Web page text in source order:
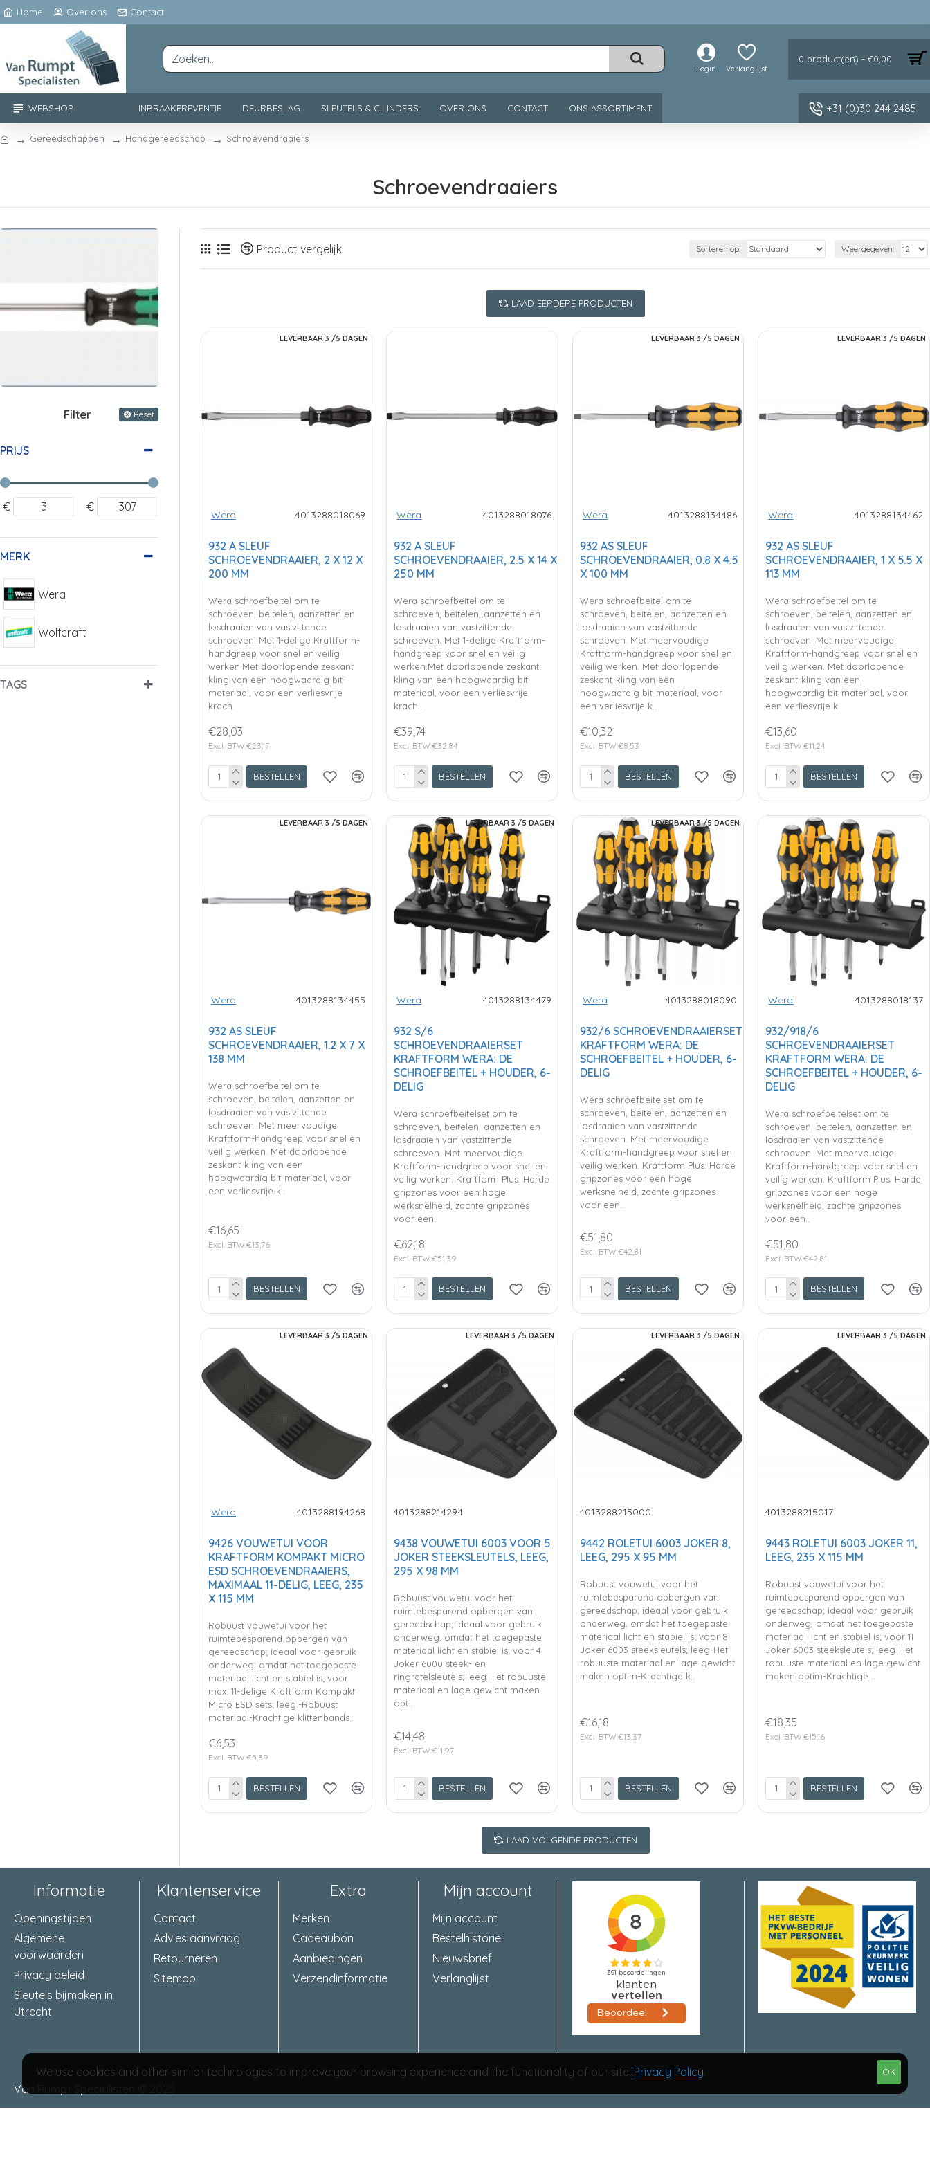
Home Over ons Contact
Login Verlanglijst
0 product(en) - €0,00
WEBSHOP INBRAAKPREVENTIE DEURBESLAG SLEUTELS & CILINDERS OVER ONS CONTACT ONS ASSORTIMENT +31 (0)30 244 2485
Gereedschappen Handgereedschap Schroevendraaiers
Schroevendraaiers
Filter Reset
PRIJS
€ €
MERK
Wera
Wolfcraft
TAGS
Product vergelijk Sorteren op: Weergegeven:
LAAD EERDERE PRODUCTEN
LEVERBAAR 3 /5 DAGEN
Wera 4013288018069
932 A SLEUF
SCHROEVENDRAAIER, 2 X 12 X
200 MM
Wera schroefbeitel om te
schroeven, beitelen, aanzetten en
losdraaien van vastzittende
schroeven. Met 1-delige Kraftform-
handgreep voor snel en veilig
werken.Met doorlopende zeskant
kling van een hoogwaardig bit-
materiaal, voor een verliesvrije
krach..
€28,03
Excl. BTW:€23,17
BESTELLEN
Wera 4013288018076
932 A SLEUF
SCHROEVENDRAAIER, 2.5 X 14 X
250 MM
Wera schroefbeitel om te
schroeven, beitelen, aanzetten en
losdraaien van vastzittende
schroeven. Met 1-delige Kraftform-
handgreep voor snel en veilig
werken.Met doorlopende zeskant
kling van een hoogwaardig bit-
materiaal, voor een verliesvrije
krach..
€39,74
Excl. BTW:€32,84
BESTELLEN
LEVERBAAR 3 /5 DAGEN
Wera 4013288134486
932 AS SLEUF
SCHROEVENDRAAIER, 0.8 X 4.5
X 100 MM
Wera schroefbeitel om te
schroeven, beitelen, aanzetten en
losdraaien van vastzittende
schroeven. Met meervoudige
Kraftform-handgreep voor snel en
veilig werken. Met doorlopende
zeskant-kling van een
hoogwaardig bit-materiaal, voor
een verliesvrije k..
€10,32
Excl. BTW:€8,53
BESTELLEN
LEVERBAAR 3 /5 DAGEN
Wera 4013288134462
932 AS SLEUF
SCHROEVENDRAAIER, 1 X 5.5 X
113 MM
Wera schroefbeitel om te
schroeven, beitelen, aanzetten en
losdraaien van vastzittende
schroeven. Met meervoudige
Kraftform-handgreep voor snel en
veilig werken. Met doorlopende
zeskant-kling van een
hoogwaardig bit-materiaal, voor
een verliesvrije k..
€13,60
Excl. BTW:€11,24
BESTELLEN
LEVERBAAR 3 /5 DAGEN
Wera 4013288134455
932 AS SLEUF
SCHROEVENDRAAIER, 1.2 X 7 X
138 MM
Wera schroefbeitel om te
schroeven, beitelen, aanzetten en
losdraaien van vastzittende
schroeven. Met meervoudige
Kraftform-handgreep voor snel en
veilig werken. Met doorlopende
zeskant-kling van een
hoogwaardig bit-materiaal, voor
een verliesvrije k..
€16,65
Excl. BTW:€13,76
BESTELLEN
LEVERBAAR 3 /5 DAGEN
Wera 4013288134479
932 S/6
SCHROEVENDRAAIERSET
KRAFTFORM WERA: DE
SCHROEFBEITEL + HOUDER, 6-
DELIG
Wera schroefbeitelset om te
schroeven, beitelen, aanzetten en
losdraaien van vastzittende
schroeven. Met meervoudige
Kraftform-handgreep voor snel en
veilig werken. Kraftform Plus: Harde
gripzones voor een hoge
werksnelheid, zachte gripzones
voor een..
€62,18
Excl. BTW:€51,39
BESTELLEN
LEVERBAAR 3 /5 DAGEN
Wera 4013288018090
932/6 SCHROEVENDRAAIERSET
KRAFTFORM WERA: DE
SCHROEFBEITEL + HOUDER, 6-
DELIG
Wera schroefbeitelset om te
schroeven, beitelen, aanzetten en
losdraaien van vastzittende
schroeven. Met meervoudige
Kraftform-handgreep voor snel en
veilig werken. Kraftform Plus: Harde
gripzones voor een hoge
werksnelheid, zachte gripzones
voor een..
€51,80
Excl. BTW:€42,81
BESTELLEN
Wera 4013288018137
932/918/6
SCHROEVENDRAAIERSET
KRAFTFORM WERA: DE
SCHROEFBEITEL + HOUDER, 6-
DELIG
Wera schroefbeitelset om te
schroeven, beitelen, aanzetten en
losdraaien van vastzittende
schroeven. Met meervoudige
Kraftform-handgreep voor snel en
veilig werken. Kraftform Plus: Harde
gripzones voor een hoge
werksnelheid, zachte gripzones
voor een..
€51,80
Excl. BTW:€42,81
BESTELLEN
LEVERBAAR 3 /5 DAGEN
Wera 4013288194268
9426 VOUWETUI VOOR
KRAFTFORM KOMPAKT MICRO
ESD SCHROEVENDRAAIERS,
MAXIMAAL 11-DELIG, LEEG, 235
X 115 MM
Robuust vouwetui voor het
ruimtebesparend opbergen van
gereedschap; ideaal voor gebruik
onderweg, omdat het toegepaste
materiaal licht en stabiel is; voor
max. 11-delige Kraftform Kompakt
Micro ESD sets; leeg.-Robuust
materiaal-Krachtige klittenbands..
€6,53
Excl. BTW:€5,39
BESTELLEN
LEVERBAAR 3 /5 DAGEN
4013288214294
9438 VOUWETUI 6003 VOOR 5
JOKER STEEKSLEUTELS, LEEG,
295 X 98 MM
Robuust vouwetui voor het
ruimtebesparend opbergen van
gereedschap; ideaal voor gebruik
onderweg, omdat het toegepaste
materiaal licht en stabiel is; voor 4
Joker 6000 steek- en
ringratelsleutels; leeg-Het robuuste
materiaal en lage gewicht maken
opt..
€14,48
Excl. BTW:€11,97
BESTELLEN
LEVERBAAR 3 /5 DAGEN
4013288215000
9442 ROLETUI 6003 JOKER 8,
LEEG, 295 X 95 MM
Robuust vouwetui voor het
ruimtebesparend opbergen van
gereedschap; ideaal voor gebruik
onderweg, omdat het toegepaste
materiaal licht en stabiel is; voor 8
Joker 6003 steeksleutels; leeg-Het
robuuste materiaal en lage gewicht
maken optim-Krachtige k..
€16,18
Excl. BTW:€13,37
BESTELLEN
LEVERBAAR 3 /5 DAGEN
4013288215017
9443 ROLETUI 6003 JOKER 11,
LEEG, 235 X 115 MM
Robuust vouwetui voor het
ruimtebesparend opbergen van
gereedschap; ideaal voor gebruik
onderweg, omdat het toegepaste
materiaal licht en stabiel is; voor 11
Joker 6003 steeksleutels; leeg-Het
robuuste materiaal en lage gewicht
maken optim-Krachtige ..
€18,35
Excl. BTW:€15,16
BESTELLEN
LAAD VOLGENDE PRODUCTEN
Informatie
Openingstijden
Algemene
voorwaarden
Privacy beleid
Sleutels bijmaken in
Utrecht
Klantenservice
Contact
Advies aanvraag
Retourneren
Sitemap
Extra
Merken
Cadeaubon
Aanbiedingen
Verzendinformatie
Mijn account
Mijn account
Bestelhistorie
Nieuwsbrief
Verlanglijst
Van Rumpt Specialisten © 2025
OK
We use cookies and other similar technologies to improve your browsing experience and the functionality of our site. Privacy Policy.